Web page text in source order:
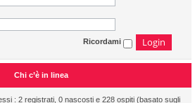
Ricordami
Chi c’è in linea
: 2 registrati, 0 nascosti e 228 ospiti (basato sugli